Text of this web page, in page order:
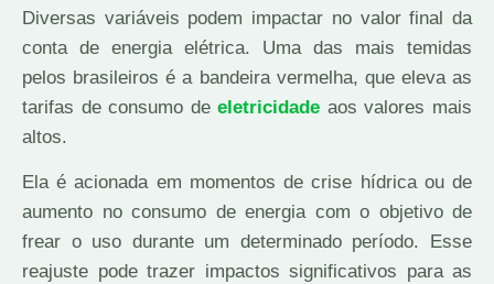
Diversas variáveis podem impactar no valor final da
conta de energia elétrica. Uma das mais temidas
pelos brasileiros é a bandeira vermelha, que eleva as
tarifas de consumo deeletricidade aos valores mais
altos.
Ela é acionada em momentos de crise hídrica ou de
aumento no consumo de energia com o objetivo de
frear o uso durante um determinado período. Esse
reajuste pode trazer impactos significativos para as